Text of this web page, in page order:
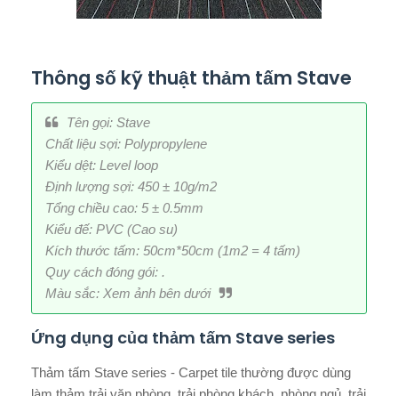
Thông số kỹ thuật thảm tấm Stave
Tên gọi: Stave
Chất liệu sợi: Polypropylene
Kiểu dệt: Level loop
Định lượng sợi: 450 ± 10g/m2
Tổng chiều cao: 5 ± 0.5mm
Kiểu đế: PVC (Cao su)
Kích thước tấm: 50cm*50cm (1m2 = 4 tấm)
Quy cách đóng gói: .
Màu sắc: Xem ảnh bên dưới
Ứng dụng của thảm tấm Stave series
Thảm tấm Stave series - Carpet tile thường được dùng